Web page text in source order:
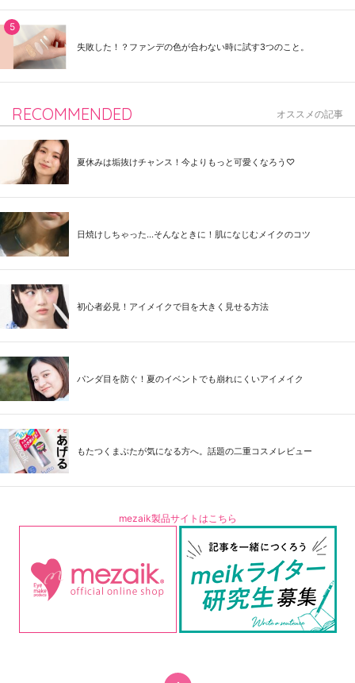
失敗した！？ファンデの色が合わない時に試す3つのこと。
RECOMMENDED オススメの記事
夏休みは垢抜けチャンス！今よりもっと可愛くなろう♡
日焼けしちゃった...そんなときに！肌になじむメイクのコツ
初心者必見！アイメイクで目を大きく見せる方法
パンダ目を防ぐ！夏のイベントでも崩れにくいアイメイク
もたつくまぶたが気になる方へ。話題の二重コスメレビュー
mezaik製品サイトはこちら